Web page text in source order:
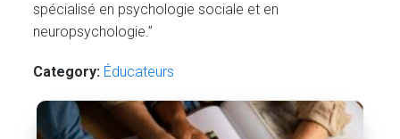
spécialisé en psychologie sociale et en
neuropsychologie.”
Category: Éducateurs